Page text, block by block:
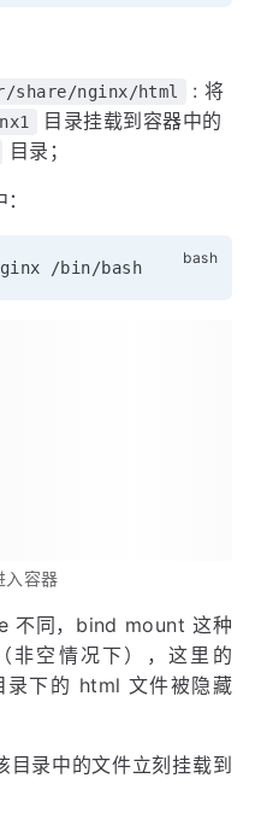
share/nginx/html
: 将
目录挂载到容器中的
目录；
容器
不同，bind mount 这种
非空情况下），这里的
录下的 html 文件被隐藏
目录中的文件立刻挂载到